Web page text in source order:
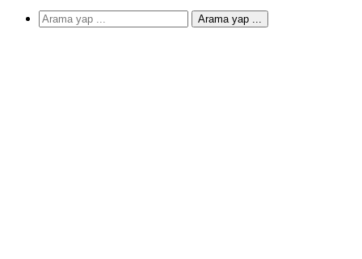
Arama yap ...